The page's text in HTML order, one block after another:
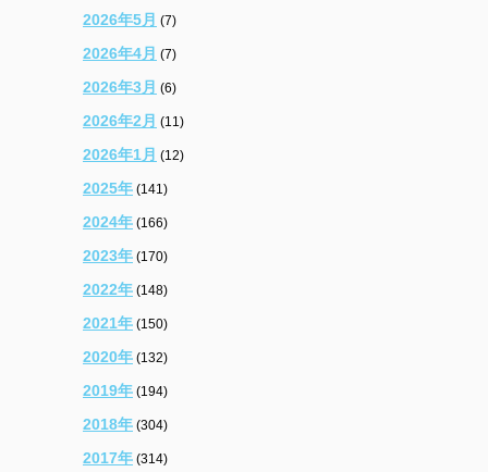
2026年5月 (7)
2026年4月 (7)
2026年3月 (6)
2026年2月 (11)
2026年1月 (12)
2025年 (141)
2024年 (166)
2023年 (170)
2022年 (148)
2021年 (150)
2020年 (132)
2019年 (194)
2018年 (304)
2017年 (314)